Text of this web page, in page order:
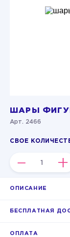
ШАРЫ
Арт. 2466
СВОЕ
– +
ОПИСАНИЕ
БЕСПЛАТНАЯ
ОПЛАТА